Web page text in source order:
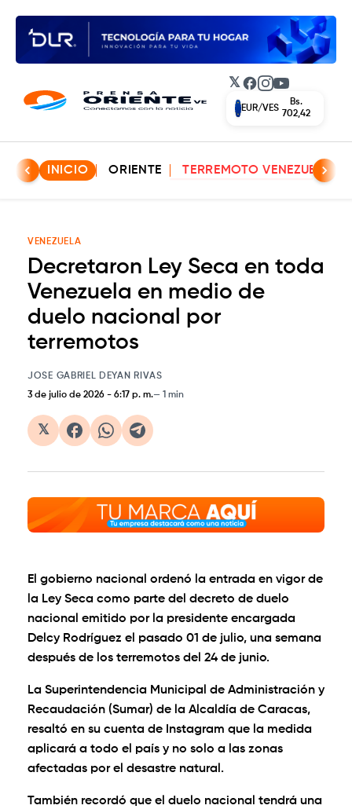
𝕏 Facebook
Instagram
YouTube
EUR/VES
Bs.
702,42
INICIO ORIENTE TERREMOTO VENEZUELA
VENEZUELA
Decretaron Ley Seca en toda
Venezuela en medio de
duelo nacional por
terremotos
JOSE GABRIEL DEYAN RIVAS
3 de julio de 2026 - 6:17 p. m. 1 min
𝕏
El gobierno nacional ordenó la entrada en vigor de
la Ley Seca como parte del decreto de duelo
nacional emitido por la presidente encargada
Delcy Rodríguez el pasado 01 de julio, una semana
después de los terremotos del 24 de junio.
La Superintendencia Municipal de Administración y
Recaudación (Sumar) de la Alcaldía de Caracas,
resaltó en su cuenta de Instagram que la medida
aplicará a todo el país y no solo a las zonas
afectadas por el desastre natural.
También recordó que el duelo nacional tendrá una